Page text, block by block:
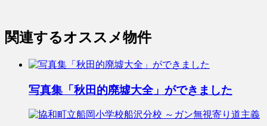
関連するオススメ物件
写真集「秋田的廃墟大全」ができました